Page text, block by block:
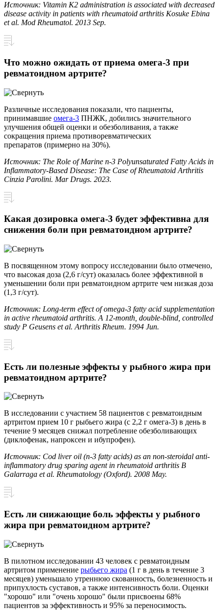
Источник: Vitamin K2 administration is associated with decreased
disease activity in patients with rheumatoid arthritis Kosuke Ebina
et al. Mod Rheumatol. 2013 Sep.
Что можно ожидать от приема омега-3 при
ревматоидном артрите?
Различные исследования показали, что пациенты,
принимавшие омега-3 ПНЖК, добились значительного
улучшения общей оценки и обезболивания, а также
сокращения приема противоревматических
препаратов (примерно на 30%).
Источник: The Role of Marine n-3 Polyunsaturated Fatty Acids in
Inflammatory-Based Disease: The Case of Rheumatoid Arthritis
Cinzia Parolini. Mar Drugs. 2023.
Какая дозировка омега-3 будет эффективна для
снижения боли при ревматоидном артрите?
В посвященном этому вопросу исследовании было отмечено,
что высокая доза (2,6 г/сут) оказалась более эффективной в
уменьшении боли при ревматоидном артрите чем низкая доза
(1,3 г/сут).
Источник: Long-term effect of omega-3 fatty acid supplementation
in active rheumatoid arthritis. A 12-month, double-blind, controlled
study P Geusens et al. Arthritis Rheum. 1994 Jun.
Есть ли полезные эффекты у рыбного жира при
ревматоидном артрите?
В исследовании с участием 58 пациентов с ревматоидным
артритом прием 10 г рыбьего жира (с 2,2 г омега-3) в день в
течение 9 месяцев снижал потребление обезболивающих
(диклофенак, напроксен и ибупрофен).
Источник: Cod liver oil (n-3 fatty acids) as an non-steroidal anti-
inflammatory drug sparing agent in rheumatoid arthritis B
Galarraga et al. Rheumatology (Oxford). 2008 May.
Есть ли снижающие боль эффекты у рыбного
жира при ревматоидном артрите?
В пилотном исследовании 43 человек с ревматоидным
артритом применение рыбьего жира (1 г в день в течение 3
месяцев) уменьшало утреннюю скованность, болезненность и
припухлость суставов, а также интенсивность боли. Оценки
"хорошо" или "очень хорошо" были присвоены 68%
пациентов за эффективность и 95% за переносимость.